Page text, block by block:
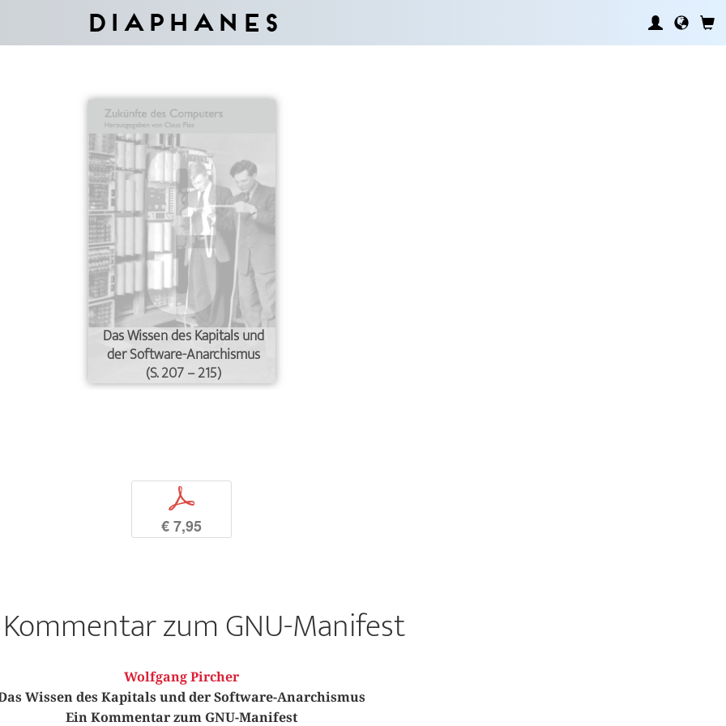
Diaphanes
Das Wissen des Kapitals und
der Software-Anarchismus
(S. 207 – 215)
p
€ 7,95
zum GNU-Manifest
Wolfgang Pircher
Wissen des Kapitals und der Software-Anarchismus
Ein Kommentar zum GNU-Manifest